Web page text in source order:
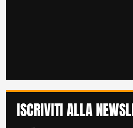
ISCRIVITI ALLA